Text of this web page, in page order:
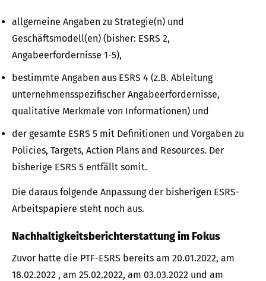
allgemeine Angaben zu Strategie(n) und
Geschäftsmodell(en) (bisher: ESRS 2,
Angabeerfordernisse 1-5),
bestimmte Angaben aus ESRS 4 (z.B. Ableitung
unternehmensspezifischer Angabeerfordernisse,
qualitative Merkmale von Informationen) und
der gesamte ESRS 5 mit Definitionen und Vorgaben zu
Policies, Targets, Action Plans and Resources. Der
bisherige ESRS 5 entfällt somit.
Die daraus folgende Anpassung der bisherigen ESRS-
Arbeitspapiere steht noch aus.
Nachhaltigkeitsberichterstattung im Fokus
Zuvor hatte die PTF-ESRS bereits am 20.01.2022, am
18.02.2022 , am 25.02.2022, am 03.03.2022 und am